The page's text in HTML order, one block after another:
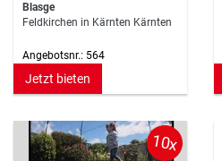
Blasge
Feldkirchen in Kärnten Kärnten
Angebotsnr.: 564
Jetzt bieten
10x